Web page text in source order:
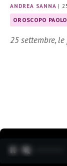
ANDREA SANNA |
OROSCOPO
25 settembre, le